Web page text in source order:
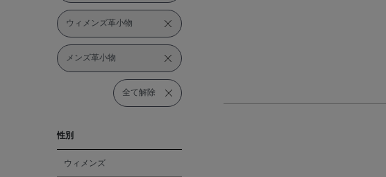
ウィメンズ革小物
メンズ革小物
全て解除
性別
ウィメンズ